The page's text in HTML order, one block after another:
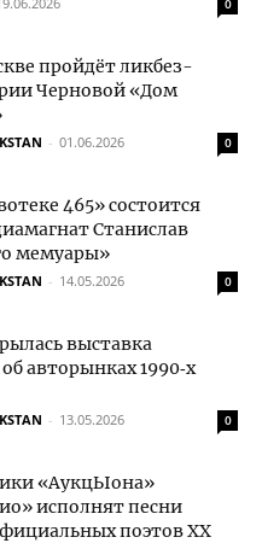
0
пройдёт ликбез-
Черновой «Дом
- 01.06.2026 0
465» состоится
Станислав
мемуары»
- 14.05.2026 0
выставка
авторынках 1990‑х
- 13.05.2026 0
«АукцЫона»
исполнят песни
поэтов XX